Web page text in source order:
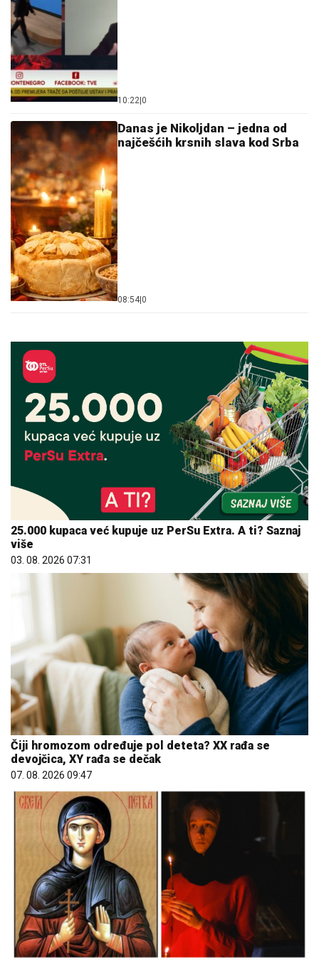
10:22 0
Danas je Nikoljdan – jedna od
najčešćih krsnih slava kod Srba
08:54 0
25.000 kupaca već kupuje uz PerSu Extra. A ti? Saznaj
više
03. 08. 2026 07:31
Čiji hromozom određuje pol deteta? XX rađa se
devojčica, XY rađa se dečak
07. 08. 2026 09:47